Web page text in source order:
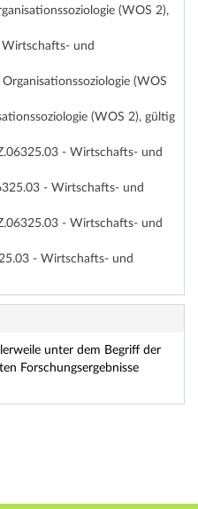
(WOS 2),
und
(WOS
(WOS 2), gültig
- Wirtschafts- und
- Wirtschafts- und
- Wirtschafts- und
- Wirtschafts- und
unter dem Begriff der
Forschungsergebnisse